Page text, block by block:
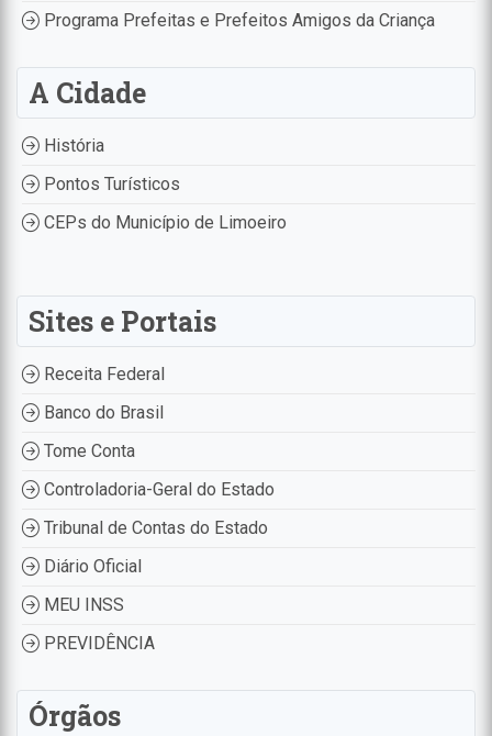
Programa Prefeitas e Prefeitos Amigos da Criança
A Cidade
História
Pontos Turísticos
CEPs do Município de Limoeiro
Sites e Portais
Receita Federal
Banco do Brasil
Tome Conta
Controladoria-Geral do Estado
Tribunal de Contas do Estado
Diário Oficial
MEU INSS
PREVIDÊNCIA
Órgãos